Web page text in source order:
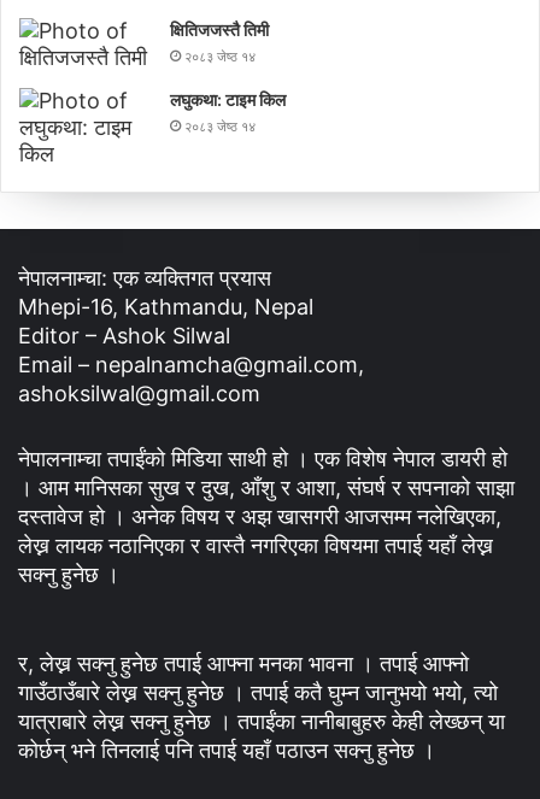
क्षितिजजस्तै तिमी
२०८३ जेष्ठ १४
लघुकथा: टाइम किल
२०८३ जेष्ठ १४
नेपालनाम्चा: एक व्यक्तिगत प्रयास
Mhepi-16, Kathmandu, Nepal
Editor – Ashok Silwal
Email – nepalnamcha@gmail.com,
ashoksilwal@gmail.com
नेपालनाम्चा तपाईंको मिडिया साथी हो । एक विशेष नेपाल डायरी हो
। आम मानिसका सुख र दुख, आँशु र आशा, संघर्ष र सपनाको साझा
दस्तावेज हो । अनेक विषय र अझ खासगरी आजसम्म नलेखिएका,
लेख्न लायक नठानिएका र वास्तै नगरिएका विषयमा तपाई यहाँ लेख्न
सक्नु हुनेछ ।
र, लेख्न सक्नु हुनेछ तपाई आफ्ना मनका भावना । तपाई आफ्नो
गाउँठाउँबारे लेख्न सक्नु हुनेछ । तपाई कतै घुम्न जानुभयो भयो, त्यो
यात्राबारे लेख्न सक्नु हुनेछ । तपाईंका नानीबाबुहरु केही लेख्छन् या
कोर्छन् भने तिनलाई पनि तपाई यहाँ पठाउन सक्नु हुनेछ ।